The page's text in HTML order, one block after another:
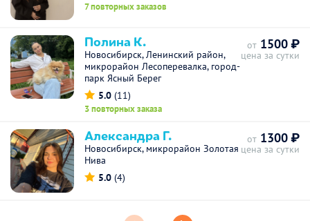
7 повторных заказов
Полина К.
Новосибирск, Ленинский район,
микрорайон Лесоперевалка, город-
парк Ясный Берег
5.0 (11)
3 повторных заказа
от 1500 ₽
цена за сутки
Александра Г.
Новосибирск, микрорайон Золотая
Нива
5.0 (4)
от 1300 ₽
цена за сутки